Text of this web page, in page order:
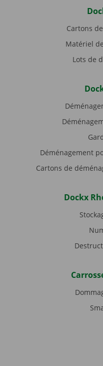
Cartons
Matériel
Lots de
Déménagement
Cartons de
Dockx